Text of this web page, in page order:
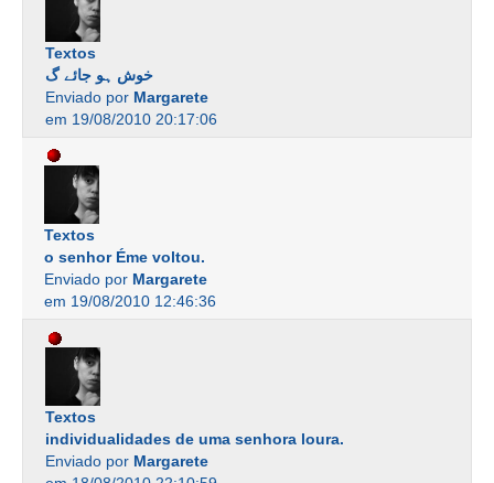
Textos
خوش ہو جائے گ
Enviado por Margarete
em 19/08/2010 20:17:06
Textos
o senhor Éme voltou.
Enviado por Margarete
em 19/08/2010 12:46:36
Textos
individualidades de uma senhora loura.
Enviado por Margarete